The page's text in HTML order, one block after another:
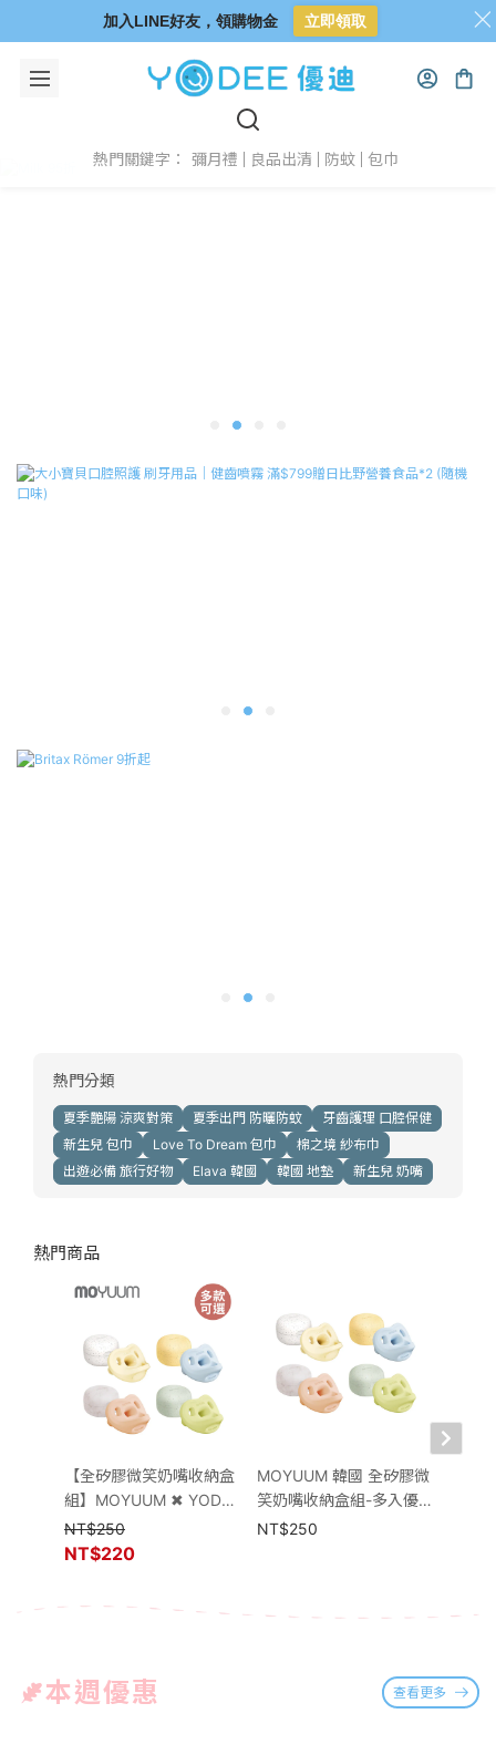
熱門關鍵字： 彌月禮 良品出清 防蚊 包巾
熱門分類
夏季艷陽 涼爽對策 夏季出門 防曬防蚊
牙齒護理 口腔保健
新生兒 包巾
Love To Dream 包巾
棉之境 紗布巾
出遊必備 旅行好物
Elava 韓國 韓國 地墊 新生兒 奶嘴
熱門商品
【全矽膠微笑奶嘴收納盒
組】MOYUUM ✖ YODEE
媽咪補給站
NT$250
NT$220
MOYUUM 韓國 全矽膠微
笑奶嘴收納盒組-多入優
惠
NT$250
本週優惠 查看更多
加入LINE好友，領購物金 立即領取